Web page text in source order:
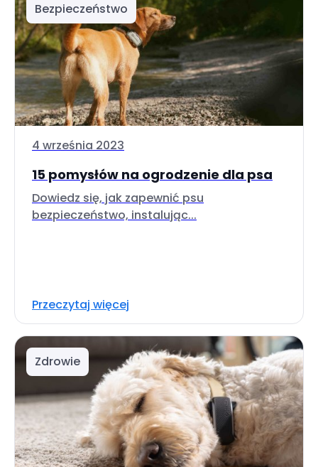
Bezpieczeństwo
4 września 2023
15 pomysłów na ogrodzenie dla psa
Dowiedz się, jak zapewnić psu
bezpieczeństwo, instalując...
Przeczytaj więcej
Zdrowie